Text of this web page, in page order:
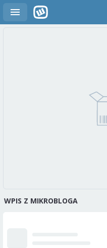
WPIS Z MIKROBLOGA